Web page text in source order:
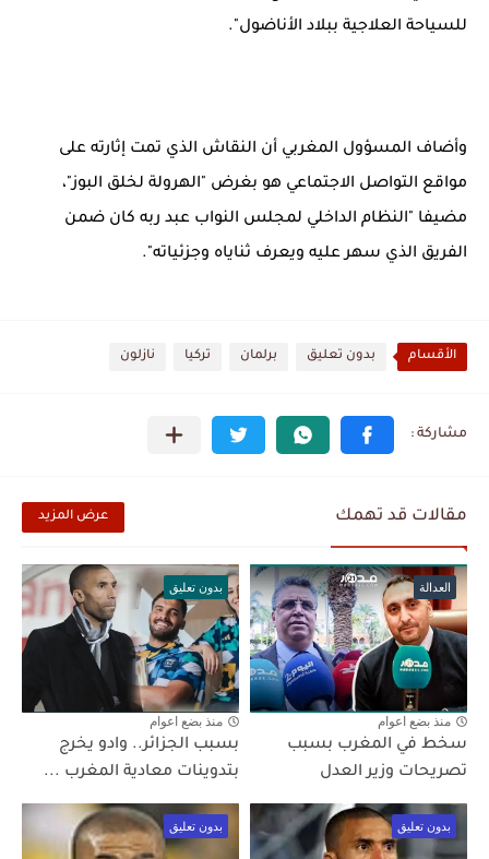
للسياحة العلاجية ببلاد الأناضول".
وأضاف المسؤول المغربي أن النقاش الذي تمت إثارته على
مواقع التواصل الاجتماعي هو بغرض "الهرولة لخلق البوز"،
مضيفا "النظام الداخلي لمجلس النواب عبد ربه كان ضمن
الفريق الذي سهر عليه ويعرف ثناياه وجزئياته".
الأقسام بدون تعليق برلمان تركيا نازلون
مقالات قد تهمك عرض المزيد
العدالة
منذ بضع اعوام
سخط في المغرب بسبب
تصريحات وزير العدل
بدون تعليق
منذ بضع اعوام
بسبب الجزائر.. وادو يخرج
بتدوينات معادية المغرب ...
بدون تعليق بدون تعليق